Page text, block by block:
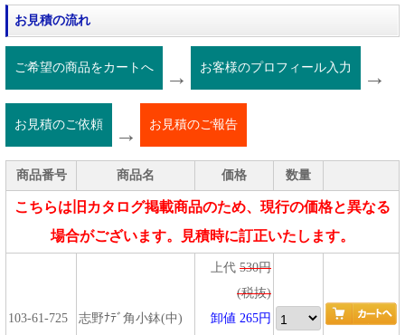
お見積の流れ
ご希望の商品をカートへ → お客様のプロフィール入力 →
お見積のご依頼 → お見積のご報告
商品番号 商品名 価格 数量
こちらは旧カタログ掲載商品のため、現行の価格と異なる
場合がございます。見積時に訂正いたします。
103-61-725 志野ﾅﾃﾞ角小鉢(中)
上代 530円
(税抜)
卸値 265円